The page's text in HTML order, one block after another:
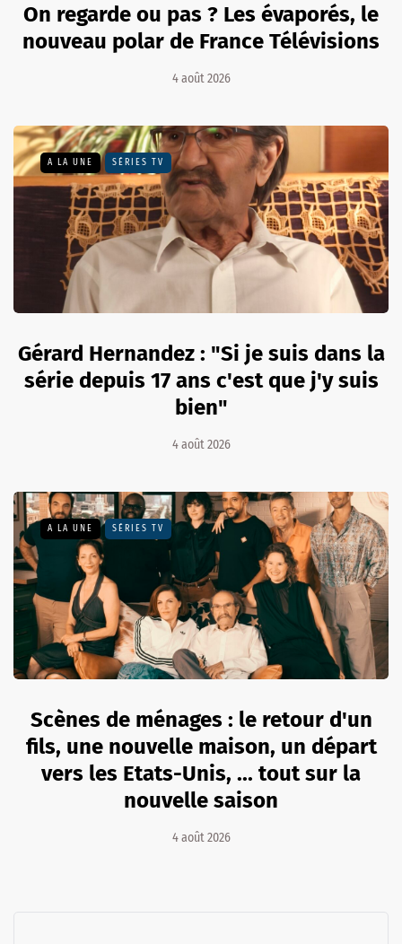
On regarde ou pas ? Les évaporés, le
nouveau polar de France Télévisions
4 août 2026
A LA UNE SÉRIES TV
Gérard Hernandez : "Si je suis dans la
série depuis 17 ans c'est que j'y suis
bien"
4 août 2026
A LA UNE SÉRIES TV
Scènes de ménages : le retour d'un
fils, une nouvelle maison, un départ
vers les Etats-Unis, ... tout sur la
nouvelle saison
4 août 2026